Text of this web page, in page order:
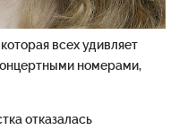
всех удивляет
номерами,
отказалась